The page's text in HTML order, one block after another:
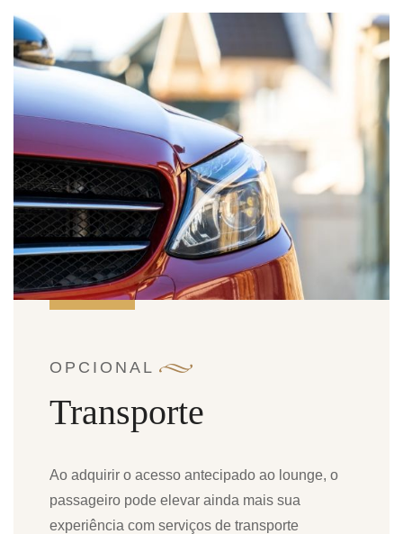
OPCIONAL
Transporte
Ao adquirir o acesso antecipado ao lounge, o
passageiro pode elevar ainda mais sua
experiência com serviços de transporte